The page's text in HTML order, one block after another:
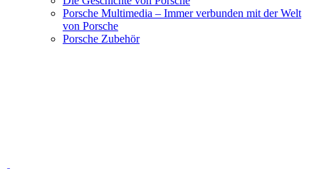
Porsche Multimedia – Immer verbunden mit der Welt
von Porsche
Porsche Zubehör